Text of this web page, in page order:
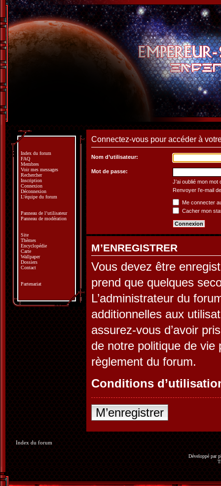
Connectez-vous pour accéder à
Nom d’utilisateur:
Mot de passe:
J’ai oublié mon mot
Renvoyer l’e-mail
Me connecter
Cacher mon
M’ENREGISTRER
Vous devez être
prend que quelques
L’administrateur du
additionnelles aux
assurez-vous d’avoir
de notre politique de vie
règlement du forum.
Conditions
M’enregistrer
Index du forum
FAQ
Membres
Voir mes messages
Rechercher
Inscription
Connexion
Déconnexion
L’équipe du forum
Panneau de l’utilisateur
Panneau de modération
Site
Thèmes
Encyclopédie
Carte
Wallpaper
Dossiers
Contact
Partenariat
Index du forum
Développé par